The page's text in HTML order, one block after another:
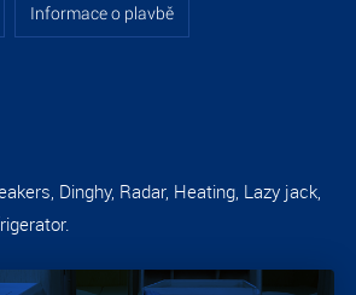
Informace o plavbě
Dinghy, Radar, Heating, Lazy jack,